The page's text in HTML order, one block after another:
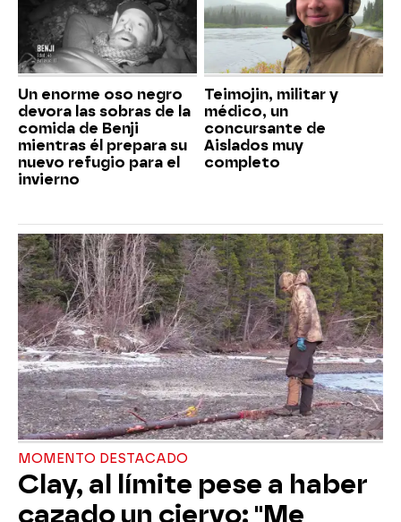
Un enorme oso negro
devora las sobras de la
comida de Benji
mientras él prepara su
nuevo refugio para el
invierno
Teimojin, militar y
médico, un
concursante de
Aislados muy
completo
MOMENTO DESTACADO
Clay, al límite pese a haber
cazado un ciervo: "Me